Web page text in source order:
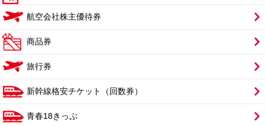
航空会社株主優待券
商品券
旅行券
新幹線格安チケット（回数券）
青春18きっぷ